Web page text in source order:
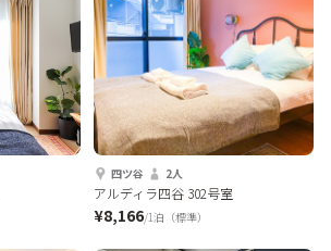
四ツ谷 2人
アルディラ四谷 302号室
¥8,166/1泊（標準）